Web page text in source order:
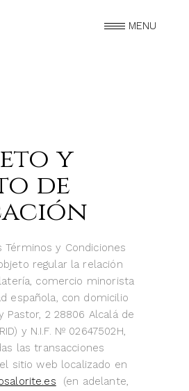
MENU
y
de
Términos y Condiciones
regular la relación
comercio minorista
española, con domicilio
Pastor, 2 28806 Alcalá de
y N.I.F. Nº 02647502H,
las transacciones
sitio web localizado en
(en adelante,